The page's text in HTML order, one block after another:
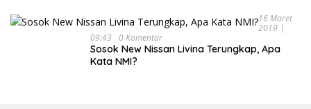
16 Maret
2019 |
09:43
0 Komentar
Sosok New Nissan Livina Terungkap, Apa
Kata NMI?